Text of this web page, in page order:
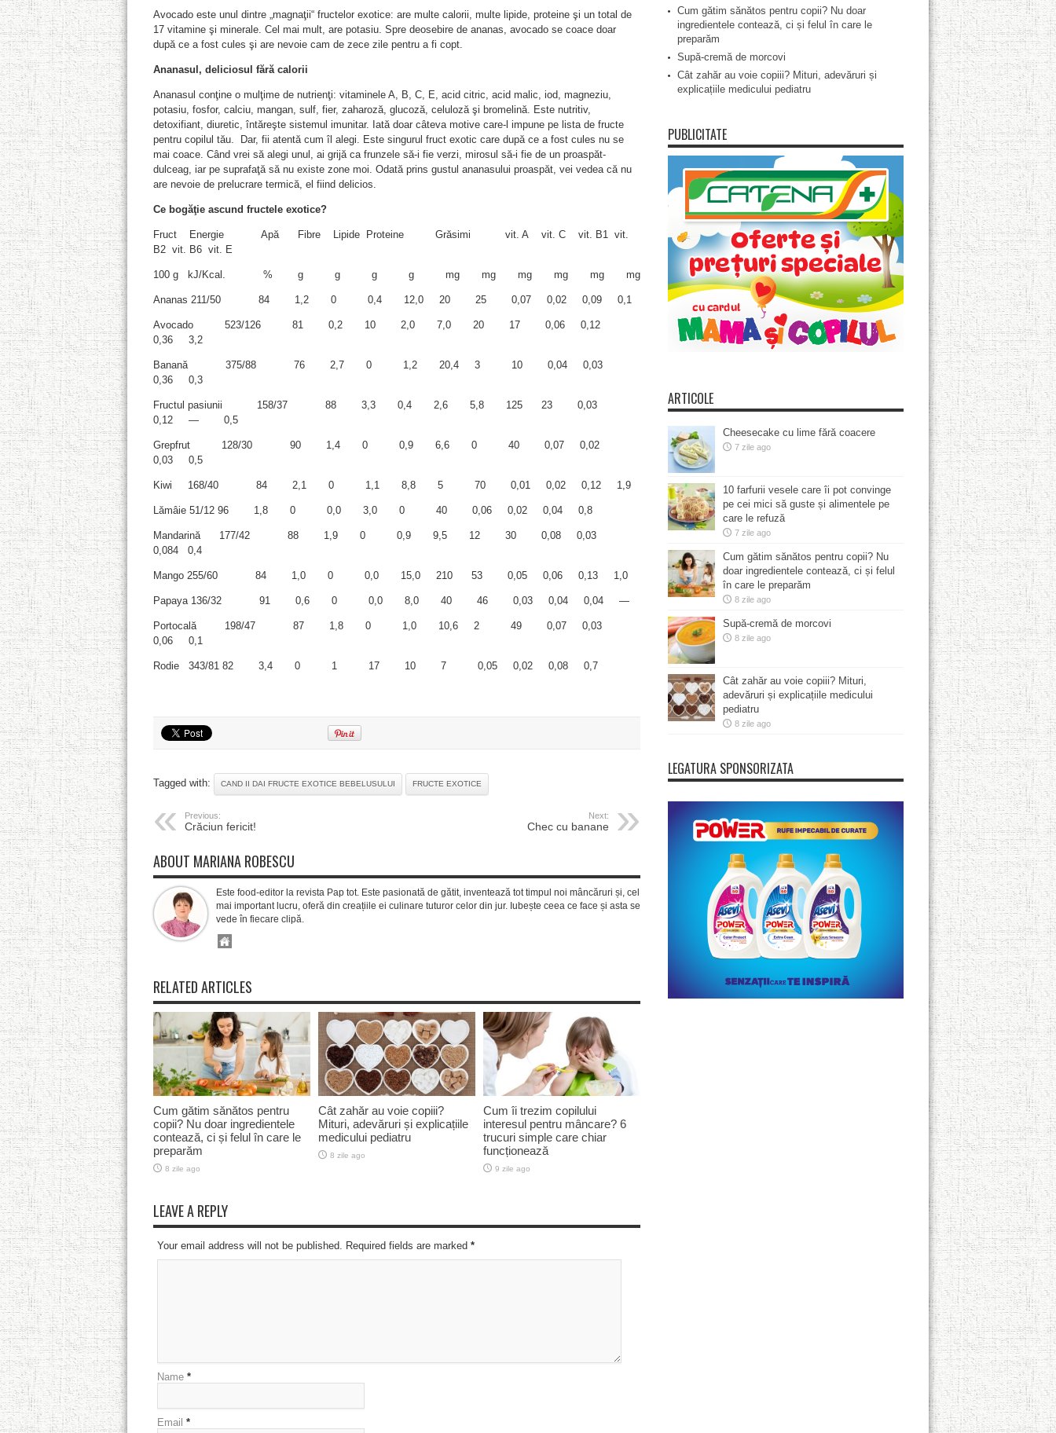
Avocado este unul dintre „magnaţii“ fructelor exotice: are multe calorii, multe lipide, proteine şi un total de
17 vitamine şi minerale. Cel mai mult, are potasiu. Spre deosebire de ananas, avocado se coace doar
după ce a fost cules şi are nevoie cam de zece zile pentru a fi copt.
Ananasul, deliciosul fără calorii
Ananasul conţine o mulţime de nutrienţi: vitaminele A, B, C, E, acid citric, acid malic, iod, magneziu,
potasiu, fosfor, calciu, mangan, sulf, fier, zaharoză, glucoză, celuloză şi bromelină. Este nutritiv,
detoxifiant, diuretic, întăreşte sistemul imunitar. Iată doar câteva motive care-l impune pe lista de fructe
pentru copilul tău. Dar, fii atentă cum îl alegi. Este singurul fruct exotic care după ce a fost cules nu se
mai coace. Când vrei să alegi unul, ai grijă ca frunzele să-i fie verzi, mirosul să-i fie de un proaspăt-
dulceag, iar pe suprafaţă să nu existe zone moi. Odată prins gustul ananasului proaspăt, vei vedea că nu
are nevoie de prelucrare termică, el fiind delicios.
Ce bogăţie ascund fructele exotice?
Fruct Energie Apă Fibre Lipide Proteine Grăsimi vit. A vit. C vit. B1 vit.
B2 vit. B6 vit. E
100 g kJ/Kcal. % g g g g mg mg mg mg mg mg
Ananas 211/50 84 1,2 0 0,4 12,0 20 25 0,07 0,02 0,09 0,1
Avocado 523/126 81 0,2 10 2,0 7,0 20 17 0,06 0,12
0,36 3,2
Banană 375/88 76 2,7 0 1,2 20,4 3 10 0,04 0,03
0,36 0,3
Fructul pasiunii 158/37 88 3,3 0,4 2,6 5,8 125 23 0,03
0,12 ― 0,5
Grepfrut 128/30 90 1,4 0 0,9 6,6 0 40 0,07 0,02
0,03 0,5
Kiwi 168/40 84 2,1 0 1,1 8,8 5 70 0,01 0,02 0,12 1,9
Lămâie 51/12 96 1,8 0 0,0 3,0 0 40 0,06 0,02 0,04 0,8
Mandarină 177/42 88 1,9 0 0,9 9,5 12 30 0,08 0,03
0,084 0,4
Mango 255/60 84 1,0 0 0,0 15,0 210 53 0,05 0,06 0,13 1,0
Papaya 136/32 91 0,6 0 0,0 8,0 40 46 0,03 0,04 0,04 ―
Portocală 198/47 87 1,8 0 1,0 10,6 2 49 0,07 0,03
0,06 0,1
Rodie 343/81 82 3,4 0 1 17 10 7 0,05 0,02 0,08 0,7
Tagged with: CAND II DAI FRUCTE EXOTICE BEBELUSULUI FRUCTE EXOTICE
Previous:
Crăciun fericit!
Next:
Chec cu banane
ABOUT MARIANA ROBESCU
Este food-editor la revista Pap tot. Este pasionată de gătit, inventează tot timpul noi mâncăruri și, cel
mai important lucru, oferă din creațiile ei culinare tuturor celor din jur. Iubește ceea ce face și asta se
vede în fiecare clipă.
RELATED ARTICLES
Cum gătim sănătos pentru
copii? Nu doar ingredientele
contează, ci și felul în care le
preparăm
8 zile ago
Cât zahăr au voie copiii?
Mituri, adevăruri și explicațiile
medicului pediatru
8 zile ago
Cum îi trezim copilului
interesul pentru mâncare? 6
trucuri simple care chiar
funcționează
9 zile ago
LEAVE A REPLY
Your email address will not be published. Required fields are marked *
Name *
Email *
Cum gătim sănătos pentru copii? Nu doar
ingredientele contează, ci și felul în care le
preparăm
Supă-cremă de morcovi
Cât zahăr au voie copiii? Mituri, adevăruri și
explicațiile medicului pediatru
PUBLICITATE
ARTICOLE
Cheesecake cu lime fără coacere
7 zile ago
10 farfurii vesele care îi pot convinge
pe cei mici să guste și alimentele pe
care le refuză
7 zile ago
Cum gătim sănătos pentru copii? Nu
doar ingredientele contează, ci și felul
în care le preparăm
8 zile ago
Supă-cremă de morcovi
8 zile ago
Cât zahăr au voie copiii? Mituri,
adevăruri și explicațiile medicului
pediatru
8 zile ago
LEGATURA SPONSORIZATA